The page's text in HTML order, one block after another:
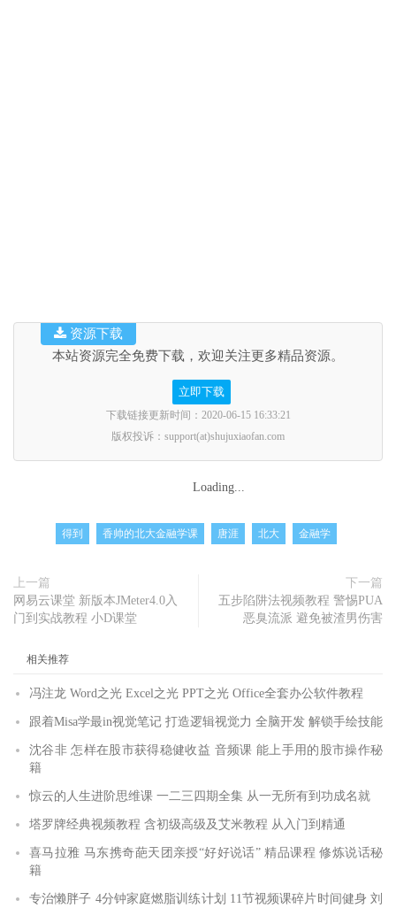
本站资源完全免费下载，欢迎关注更多精品资源。
立即下载
下载链接更新时间：2020-06-15 16:33:21
版权投诉：support(at)shujuxiaofan.com
资源下载
Loading...
得到 香帅的北大金融学课 唐涯 北大 金融学
上一篇
网易云课堂 新版本JMeter4.0入
门到实战教程 小D课堂
下一篇
五步陷阱法视频教程 警惕PUA
恶臭流派 避免被渣男伤害
相关推荐
冯注龙 Word之光 Excel之光 PPT之光 Office全套办公软件教程
跟着Misa学最in视觉笔记 打造逻辑视觉力 全脑开发 解锁手绘技能
沈谷非 怎样在股市获得稳健收益 音频课 能上手用的股市操作秘
籍
惊云的人生进阶思维课 一二三四期全集 从一无所有到功成名就
塔罗牌经典视频教程 含初级高级及艾米教程 从入门到精通
喜马拉雅 马东携奇葩天团亲授“好好说话” 精品课程 修炼说话秘
籍
专治懒胖子 4分钟家庭燃脂训练计划 11节视频课碎片时间健身 刘